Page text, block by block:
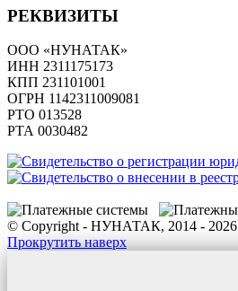
РЕКВИЗИТЫ
ООО «НУНАТАК»
ИНН 2311175173
КПП 231101001
ОГРН 1142311009081
PTO 013528
РТА 0030482
© Copyright - НУНАТАК, 2014 - 2026
Прокрутить наверх